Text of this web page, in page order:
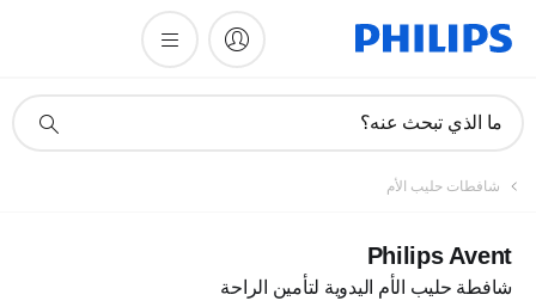
دعم
ما الذي تبحث عنه؟
شافطات حليب الأم
Philips Avent
شافطة حليب الأم اليدوية لتأمين الراحة